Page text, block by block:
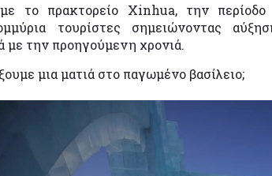
το πρακτορείο Xinhua, την περίοδο
τουρίστες σημειώνοντας
με την προηγούμενη χρονιά.
μια ματιά στο παγωμένο βασίλειο;